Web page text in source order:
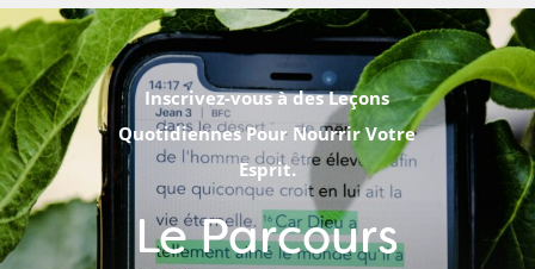
Inscrivez-vous à des Leçons
Quotidiennes Pour Nourrir Votre
Esprit.
Le Parcours